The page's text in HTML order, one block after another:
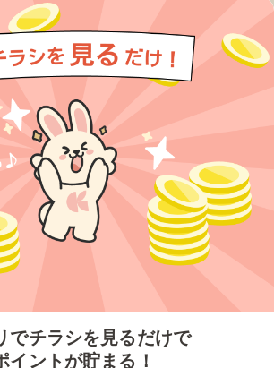
でチラシを見るだけで
イントが貯まる！